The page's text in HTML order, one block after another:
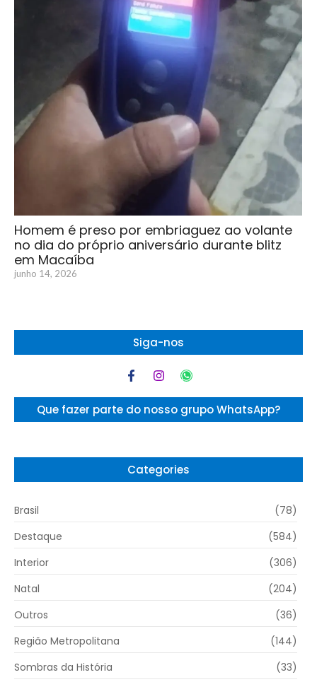
Homem é preso por embriaguez ao volante
no dia do próprio aniversário durante blitz
em Macaíba
junho 14, 2026
Siga-nos
Que fazer parte do nosso grupo WhatsApp?
Categories
Brasil
(78)
Destaque
(584)
Interior
(306)
Natal
(204)
Outros
(36)
Região Metropolitana
(144)
Sombras da História
(33)